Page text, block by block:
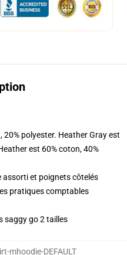
polyester. Heather Gray est
est 60% coton, 40%
assorti et poignets côtelés
pratiques comptables
saggy go 2 tailles
mhoodie-DEFAULT